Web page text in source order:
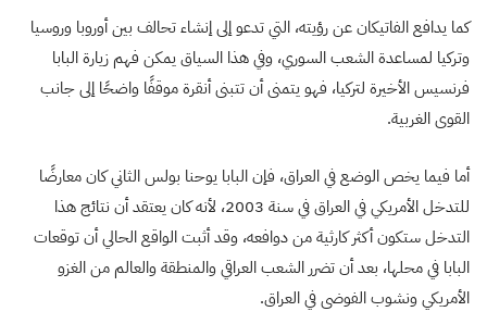
كما يدافع الفاتيكان عن رؤيته، التي تدعو إلى إنشاء تحالف بين أوروبا وروسيا
وتركيا لمساعدة الشعب السوري، وفي هذا السياق يمكن فهم زيارة البابا
فرنسيس الأخيرة لتركيا، فهو يتمنى أن تتبنى أنقرة موقفًا واضحًا إلى جانب
القوى الغربية.
أما فيما يخص الوضع في العراق، فإن البابا يوحنا بولس الثاني كان معارضًا
للتدخل الأمريكي في العراق في سنة 2003، لأنه كان يعتقد أن نتائج هذا
التدخل ستكون أكثر كارثية من دوافعه، وقد أثبت الواقع الحالي أن توقعات
البابا في محلها، بعد أن تضرر الشعب العراقي والمنطقة والعالم من الغزو
الأمريكي ونشوب الفوضى في العراق.